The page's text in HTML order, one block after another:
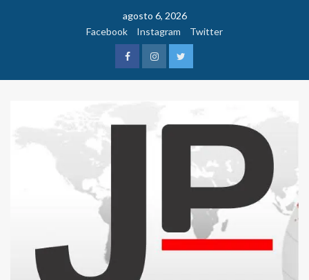
agosto 6, 2026
Facebook
Instagram Twitter
FacebookInstagramTwitter